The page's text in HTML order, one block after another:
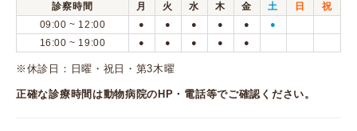
診察時間 月 火 水 木 金 土 日
祝
09:00 ~ 12:00
● ● ● ● ● ●
16:00 ~ 19:00 ● ● ● ● ●
※休診日：日曜・祝日・第3木曜
正確な診療時間は動物病院のHP・電話等でご確認ください。